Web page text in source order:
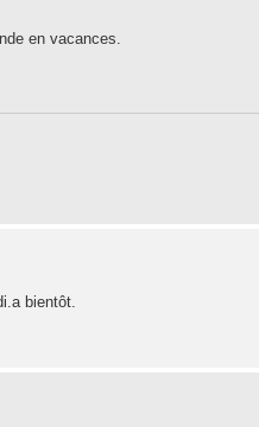
en vacances.
bientôt.